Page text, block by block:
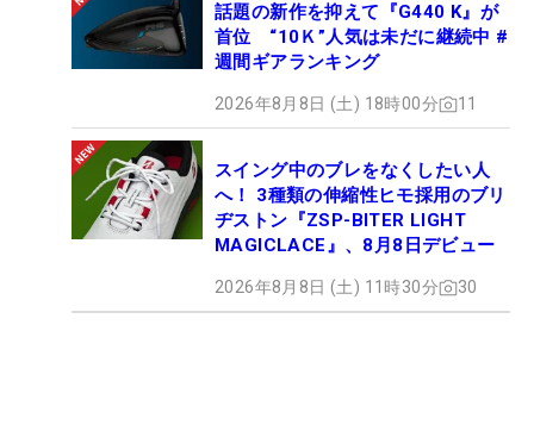
話題の新作を抑えて『G440 K』が
首位 “10Ｋ”人気は未だに継続中 #
週間ギアランキング
2026年8月8日 (土) 18時00分 11
スイング中のブレをなくしたい人
へ！ 3種類の伸縮性ヒモ採用のブリ
ヂストン『ZSP-BITER LIGHT
MAGICLACE』、8月8日デビュー
2026年8月8日 (土) 11時30分 30